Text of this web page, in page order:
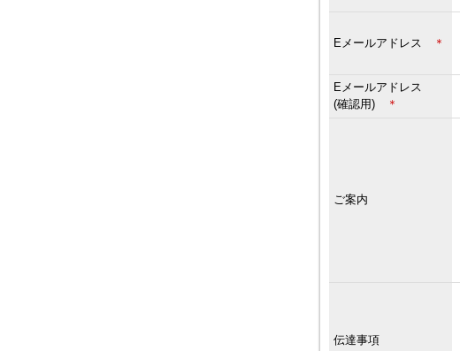
Eメールアドレス ＊
Eメールアドレス
(確認用)
＊
ご案内
伝達事項